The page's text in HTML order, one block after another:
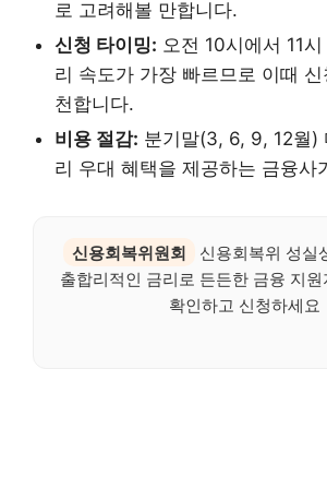
로 고려해볼 만합니다.
신청 타이밍: 오전 10시에서 11
리 속도가 가장 빠르므로 이때
천합니다.
비용 절감: 분기말(3, 6, 9, 12월)
리 우대 혜택을 제공하는 금융사
신용회복위원회
신용회복위 성실
출합리적인 금리로 든든한 금융 지
확인하고 신청하세요